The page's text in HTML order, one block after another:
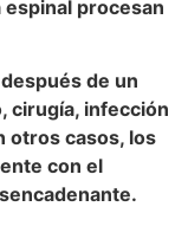
procesan
de un
cirugía, infección
otros casos, los
con el